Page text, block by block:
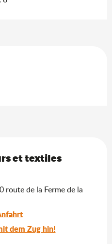
et textiles
route de la Ferme de la
dem Zug hin!